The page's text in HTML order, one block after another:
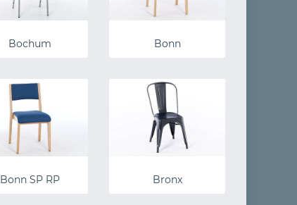
Bochum Bonn
Bonn SP RP Bronx